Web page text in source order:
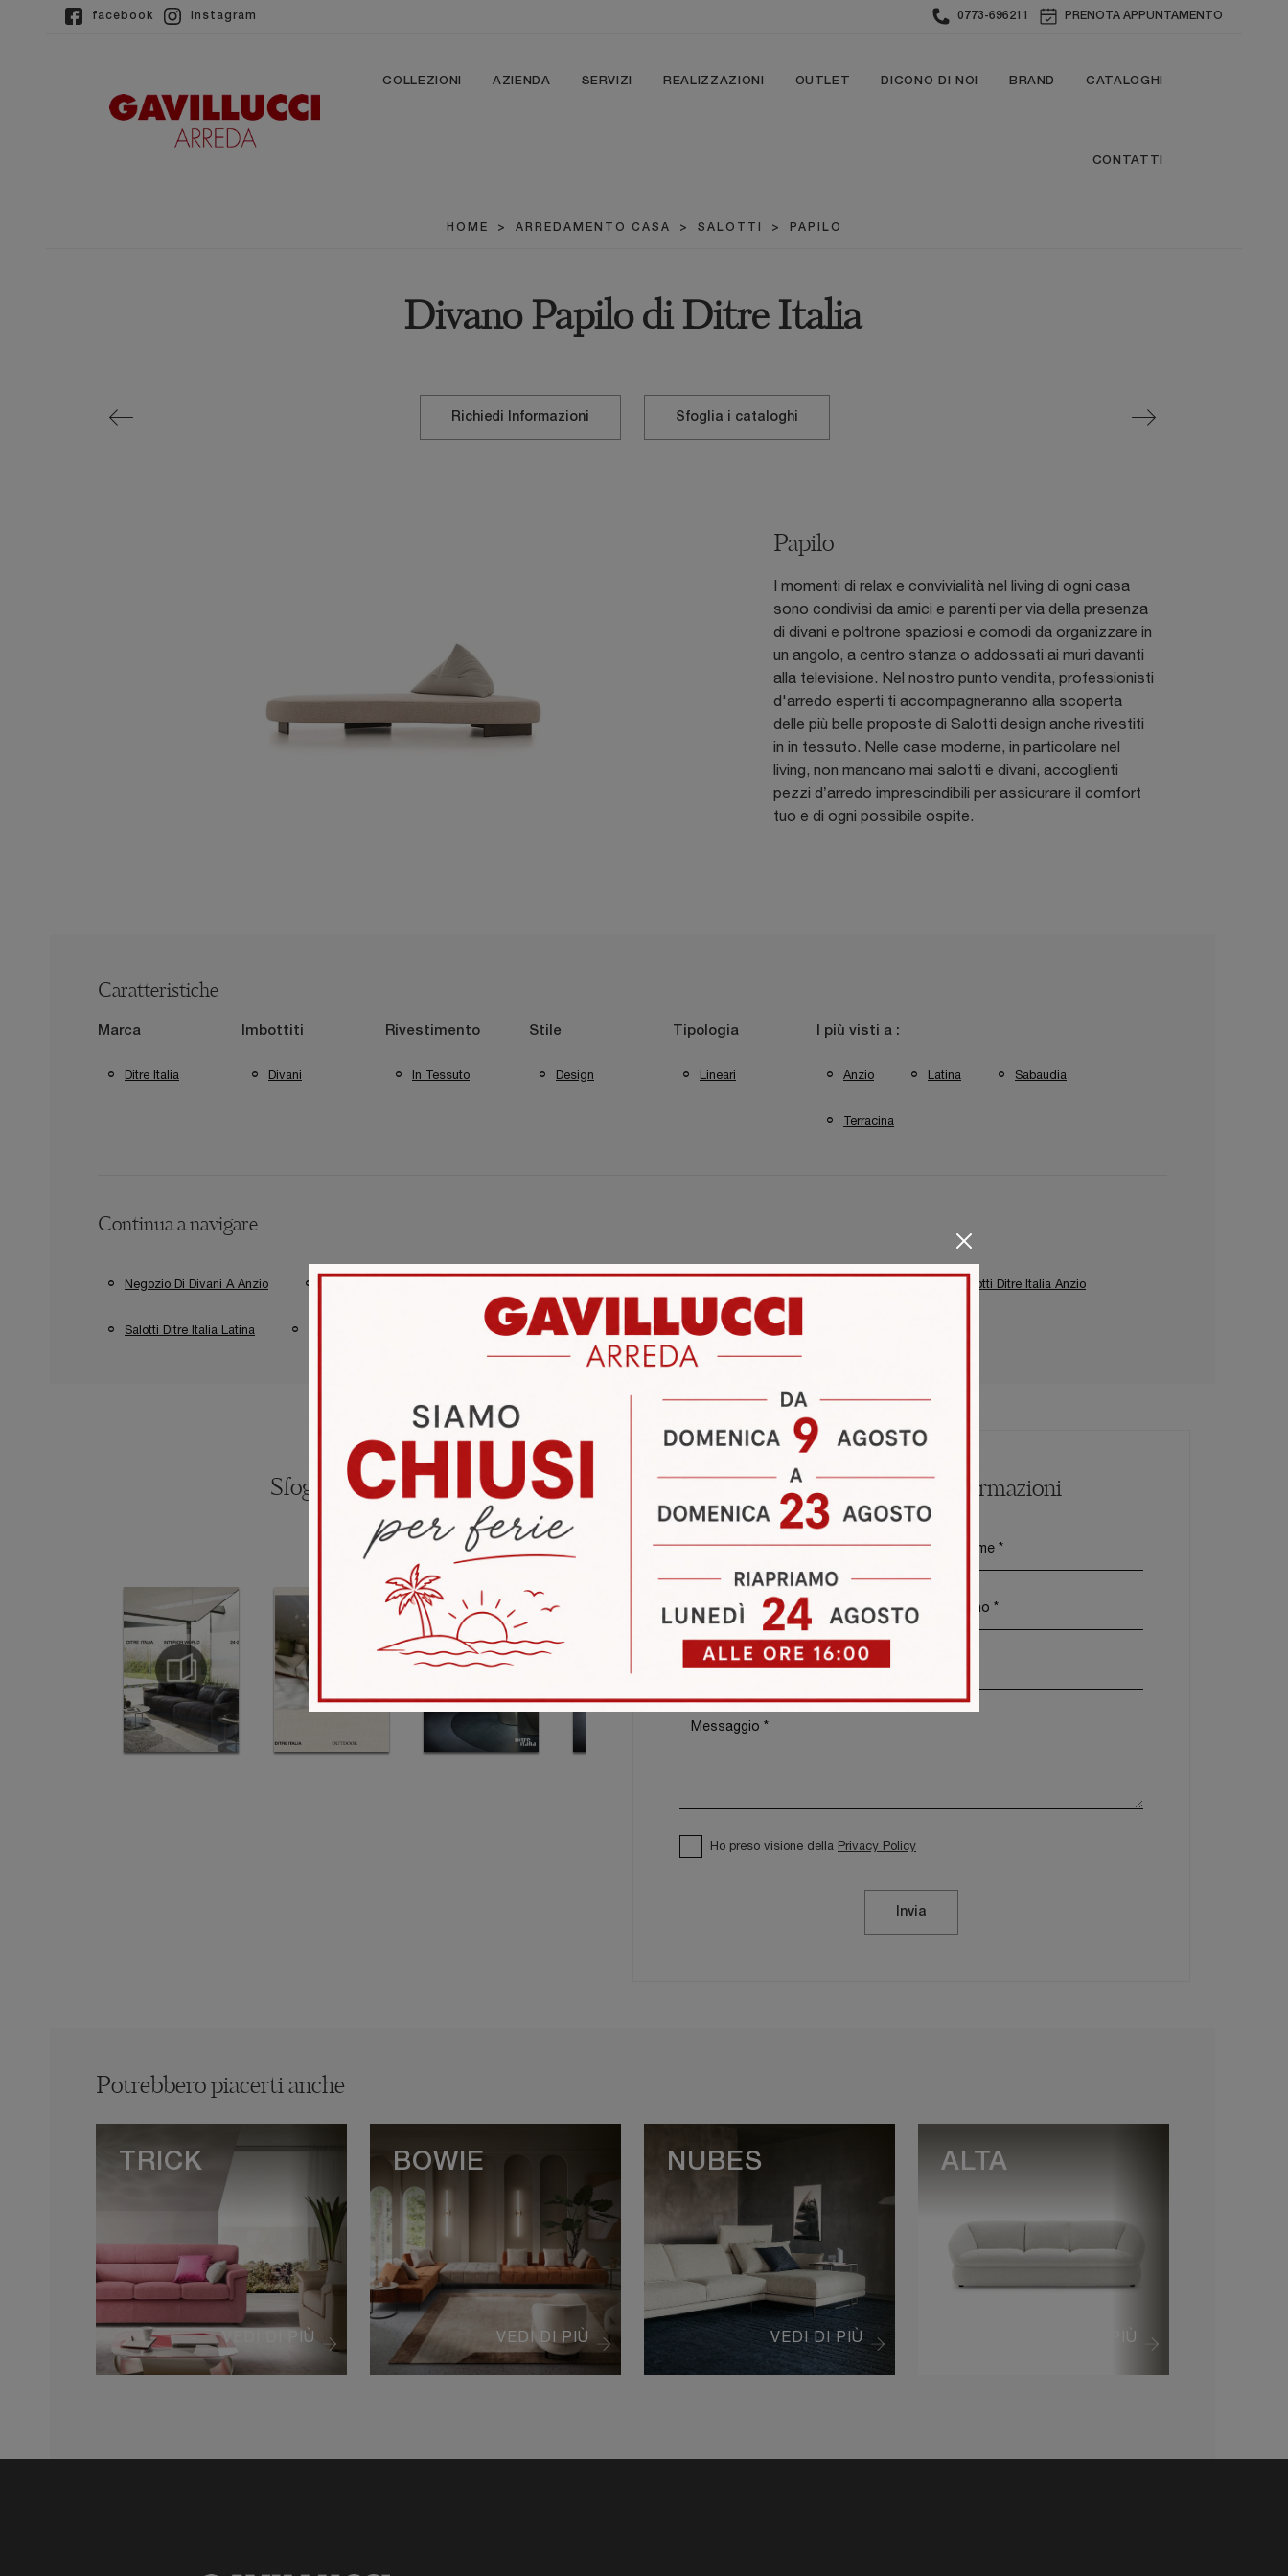
facebook instagram 0773-696211 PRENOTA APPUNTAMENTO
COLLEZIONI AZIENDA SERVIZI REALIZZAZIONI OUTLET DICONO DI NOI BRAND CATALOGHI
CONTATTI
HOME > ARREDAMENTO CASA > SALOTTI > PAPILO
Divano Papilo di Ditre Italia
Richiedi Informazioni Sfoglia i cataloghi
Papilo
I momenti di relax e convivialità nel living di ogni casa
sono condivisi da amici e parenti per via della presenza
di divani e poltrone spaziosi e comodi da organizzare in
un angolo, a centro stanza o addossati ai muri davanti
alla televisione. Nel nostro punto vendita, professionisti
d'arredo esperti ti accompagneranno alla scoperta
delle più belle proposte di Salotti design anche rivestiti
in in tessuto. Nelle case moderne, in particolare nel
living, non mancano mai salotti e divani, accoglienti
pezzi d’arredo imprescindibili per assicurare il comfort
tuo e di ogni possibile ospite.
Caratteristiche
Marca
Ditre Italia
Imbottiti
Divani
Rivestimento
In Tessuto
Stile
Design
Tipologia
Lineari
I più visti a :
Anzio Latina Sabaudia
Terracina
Continua a navigare
Negozio Di Divani A Anzio Salotti Ditre Italia Anzio
Salotti Ditre Italia Latina Salotti Ditre Italia Terracina
Sfoglia i cataloghi Richiedi Maggiori Informazioni
Ho preso visione della Privacy Policy
Invia
Potrebbero piacerti anche
VEDI DI PIÙ
TRICK
VEDI DI PIÙ
BOWIE
VEDI DI PIÙ
NUBES
VEDI DI PIÙ
ALTA